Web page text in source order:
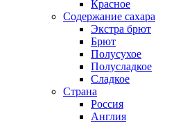
Красное
Содержание сахара
Экстра брют
Брют
Полусухое
Полусладкое
Сладкое
Страна
Россия
Англия